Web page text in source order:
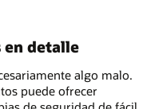
en detalle
algo malo.
puede ofrecer